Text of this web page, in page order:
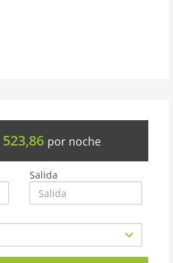
523,86 por noche
Salida